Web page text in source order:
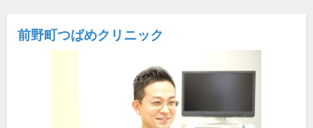
前野町つばめクリニック